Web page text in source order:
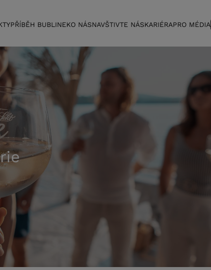
PŘÍBĚH BUBLINEKO NÁSNAVŠTIVTE NÁSKARIÉRAPRO MÉDIA